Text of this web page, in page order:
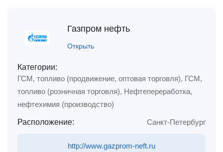
Газпром нефть
Открыть
Категории:
ГСМ, топливо (продвижение, оптовая торговля), ГСМ,
топливо (розничная торговля), Нефтепереработка,
нефтехимия (производство)
Расположение: Санкт-Петербург
http://www.gazprom-neft.ru